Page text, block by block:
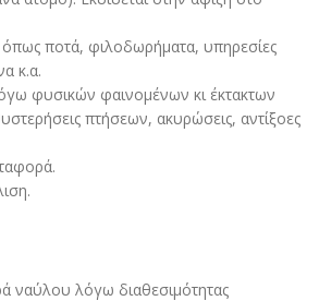
ποτά, φιλοδωρήματα, υπηρεσίες
κ.α.
φυσικών φαινομένων κι έκτακτων
πτήσεων, ακυρώσεις, αντίξοες
ναύλου λόγω διαθεσιμότητας